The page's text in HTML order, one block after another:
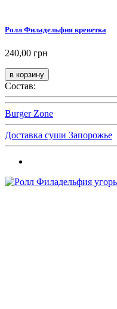
Ролл Филадельфия креветка
240,00 грн
Состав:
Burger Zone
Доставка суши Запорожье